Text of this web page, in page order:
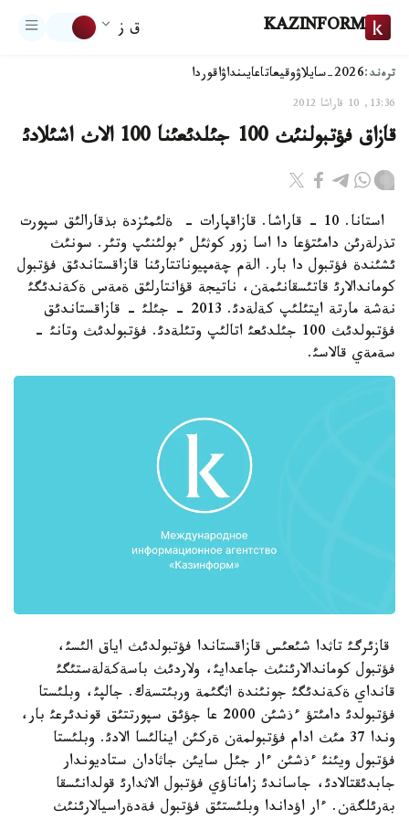
KAZINFORM ق ز
ترەند:2026-سايلاۋ وقيعاتاعايىنداۋاقوردا
13:36, 10 قاراشا 2012
قازاق فؤتبولنئث 100 جئلدئعئنا 100 الاث اشئلادئ
استانا. 10 - قاراشا. قازاقپارات - ةلئمئزدة بذقارالئق سپورت
تذرلةرئن دامئتؤعا دا اسا زور كوثئل ءبولئنئپ وتئر. سونئث
ئشئندة فؤتبول دا بار. الةم چةمپيوناتتارئنا قازاقستاندئق فؤتبول
كوماندالارئ قاتئسقانئمةن، ناتيجة قؤانتارلئق ةمةس ةكةندئگئ
نةشة مارتة ايتئلئپ كةلةدئ. 2013 - جئلئ - قازاقستاندئق
فؤتبولدئث 100 جئلدئعئ اتالئپ وتئلةدئ. فؤتبولدئث وتانئ -
سةمةي قالاسئ.
قازئرگئ تاثدا شئعئس قازاقستاندا فؤتبولدئث اياق الئسئ،
فؤتبول كوماندالارئنئث جاعدايئ، ولاردئث باسةكةلةستئگئ
قانداي ةكةندئگئ جونئندة اثگئمة وربئتسةك. جالپئ، وبلئستا
فؤتبولدئ دامئتؤ ءذشئن 2000 عا جؤئق سپورتتئق قوندئرعئ بار،
وندا 37 مئث ادام فؤتبولمةن ةركئن اينالئسا الادئ. وبلئستا
فؤتبول ويئنئ ءذشئن ءار جئل سايئن جاثادان ستاديوندار
جابدئقتالادئ، جاساندئ زاماناؤي فؤتبول الاثدارئ قولدانئسقا
بةرئلگةن. ءار اؤداندا وبلئستئق فؤتبول فةدةراسيالارئنئث